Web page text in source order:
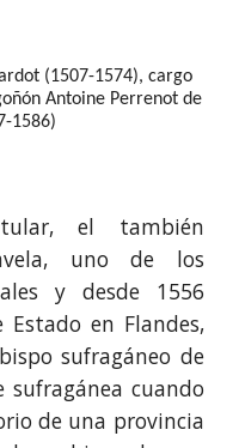
(1507-1574), cargo
Antoine Perrenot de
1586)
el también
uno de los
y desde 1556
en Flandes,
sufragáneo de
sufragánea cuando
de una provincia